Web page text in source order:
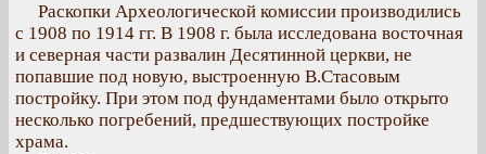
Раскопки Археологической комиссии производились
с 1908 по 1914 гг. В 1908 г. была исследована восточная
и северная части развалин Десятинной церкви, не
попавшие под новую, выстроенную В.Стасовым
постройку. При этом под фундаментами было открыто
несколько погребений, предшествующих постройке
храма.